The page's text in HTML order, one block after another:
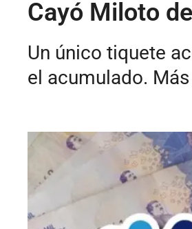
Cayó Miloto
Un único tiquete
el acumulado.